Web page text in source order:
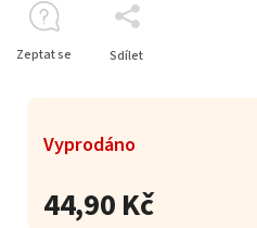
44,90 Kč
Vyprodáno
Zeptat se Sdílet